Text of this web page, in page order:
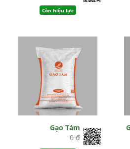
Còn hiệu lực
Gạo Tám
0 đ